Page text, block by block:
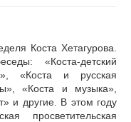
Коста Хетагурова.
«Коста-детский
«Коста и русская
«Коста и музыка»,
и другие. В этом году
просветительская